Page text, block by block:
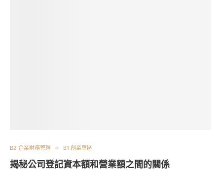
B2 企業財務管理 B1 創業專區
揭秘公司登記資本額和營業額之間的關係